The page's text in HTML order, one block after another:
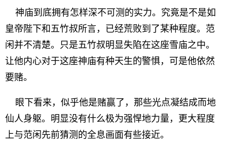
神庙到底拥有怎样深不可测的实力。究竟是不是如
皇帝陛下和五竹叔所言，已经荒败到了某种程度。范
闲并不清楚。只是五竹叔明显失陷在这座雪庙之中。
让他内心对于这座神庙有种天生的警惧，可是他依然
要赌。
眼下看来，似乎他是赌赢了，那些光点凝结成而地
仙人身躯。明显没有什么极为强悍地力量，更大程度
上与范闲先前猜测的全息画面有些接近。